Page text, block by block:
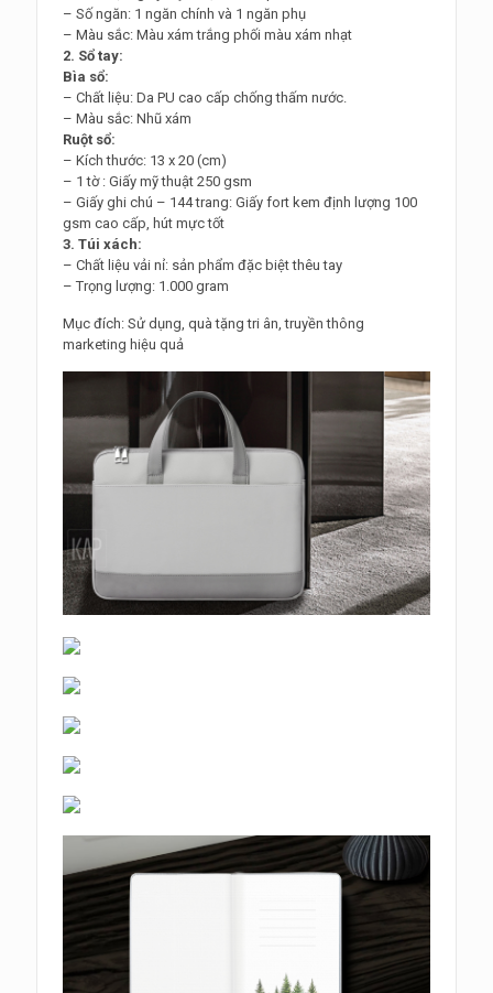
– Số ngăn: 1 ngăn chính và 1 ngăn phụ
– Màu sắc: Màu xám trắng phối màu xám nhạt
2. Sổ tay:
Bìa sổ:
– Chất liệu: Da PU cao cấp chống thấm nước.
– Màu sắc: Nhũ xám
Ruột sổ:
– Kích thước: 13 x 20 (cm)
– 1 tờ : Giấy mỹ thuật 250 gsm
– Giấy ghi chú – 144 trang: Giấy fort kem định lượng 100
gsm cao cấp, hút mực tốt
3. Túi xách:
– Chất liệu vải nỉ: sản phẩm đặc biệt thêu tay
– Trọng lượng: 1.000 gram
Mục đích: Sử dụng, quà tặng tri ân, truyền thông
marketing hiệu quả